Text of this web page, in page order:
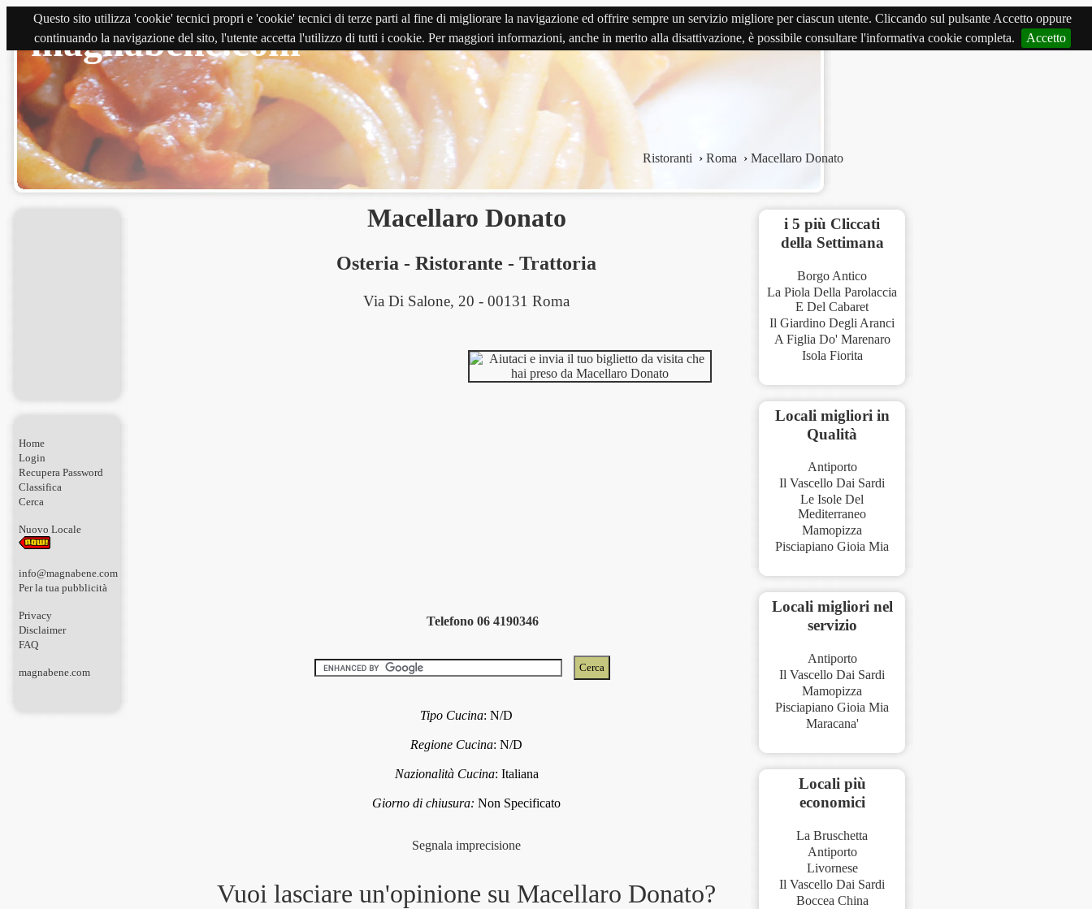
Questo sito utilizza 'cookie' tecnici propri e 'cookie' tecnici di terze parti al fine di migliorare la navigazione ed offrire sempre un servizio migliore per ciascun utente. Cliccando sul pulsante Accetto oppure
continuando la navigazione del sito, l'utente accetta l'utilizzo di tutti i cookie. Per maggiori informazioni, anche in merito alla disattivazione, è possibile consultare l'informativa cookie completa.
Accetto
magnabene.com
Ristoranti › Roma › Macellaro Donato
Home
Login
Recupera Password
Classifica
Cerca
Nuovo Locale
info@magnabene.com
Per la tua pubblicità
Privacy
Disclaimer
FAQ
magnabene.com
Macellaro Donato
Osteria -Ristorante -Trattoria
Via Di Salone, 20 - 00131 Roma
Telefono 06 4190346
Tipo Cucina:N/D
Regione Cucina:N/D
Nazionalità Cucina: Italiana
Giorno di chiusura:Non Specificato
Segnala imprecisione
Vuoi lasciare un'opinione su Macellaro Donato?
i 5 più Cliccati
della Settimana
Borgo Antico
La Piola Della Parolaccia
E Del Cabaret
Il Giardino Degli Aranci
A Figlia Do' Marenaro
Isola Fiorita
Locali migliori in
Qualità
Antiporto
Il Vascello Dai Sardi
Le Isole Del
Mediterraneo
Mamopizza
Pisciapiano Gioia Mia
Locali migliori nel
servizio
Antiporto
Il Vascello Dai Sardi
Mamopizza
Pisciapiano Gioia Mia
Maracana'
Locali più
economici
La Bruschetta
Antiporto
Livornese
Il Vascello Dai Sardi
Boccea China